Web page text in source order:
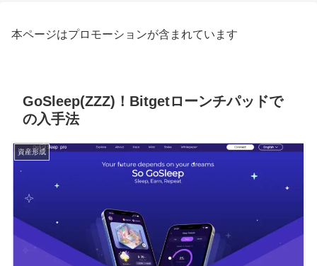
本ページはプロモーションが含まれています
GoSleep(ZZZ)！Bitgetローンチパッドで
の入手法
資産形成